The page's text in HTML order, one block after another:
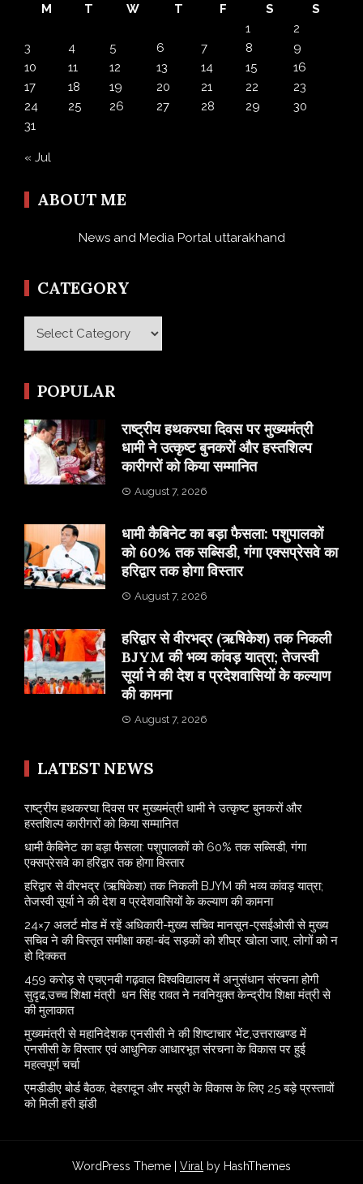
M
T W T F S
S
1
2
3
4 5 6 7 8
9
10
11 12 13 14 15
16
17
18 19 20 21 22
23
24
25 26 27 28 29
30
31
« Jul
ABOUT ME
News and Media Portal uttarakhand
CATEGORY
Category
POPULAR
राष्ट्रीय हथकरघा दिवस पर मुख्यमंत्री
धामी ने उत्कृष्ट बुनकरों और हस्तशिल्प
कारीगरों को किया सम्मानित
August 7, 2026
​धामी कैबिनेट का बड़ा फैसला: पशुपालकों
को 60% तक सब्सिडी, गंगा एक्सप्रेसवे का
हरिद्वार तक होगा विस्तार
August 7, 2026
​हरिद्वार से वीरभद्र (ऋषिकेश) तक निकली
BJYM की भव्य कांवड़ यात्रा; तेजस्वी
सूर्या ने की देश व प्रदेशवासियों के कल्याण
की कामना
August 7, 2026
LATEST NEWS
राष्ट्रीय हथकरघा दिवस पर मुख्यमंत्री धामी ने उत्कृष्ट बुनकरों और
हस्तशिल्प कारीगरों को किया सम्मानित
​धामी कैबिनेट का बड़ा फैसला: पशुपालकों को 60% तक सब्सिडी, गंगा
एक्सप्रेसवे का हरिद्वार तक होगा विस्तार
​हरिद्वार से वीरभद्र (ऋषिकेश) तक निकली BJYM की भव्य कांवड़ यात्रा;
तेजस्वी सूर्या ने की देश व प्रदेशवासियों के कल्याण की कामना
24×7 अलर्ट मोड में रहें अधिकारी-मुख्य सचिव मानसून-एसईओसी से मुख्य
सचिव ने की विस्तृत समीक्षा कहा-बंद सड़कों को शीघ्र खोला जाए, लोगों को न
हो दिक्कत
459 करोड़ से एचएनबी गढ़वाल विश्वविद्यालय में अनुसंधान संरचना होगी
सुदृढ,उच्च शिक्षा मंत्री धन सिंह रावत ने नवनियुक्त केन्द्रीय शिक्षा मंत्री से
की मुलाकात
मुख्यमंत्री से महानिदेशक एनसीसी ने की शिष्टाचार भेंट,उत्तराखण्ड में
एनसीसी के विस्तार एवं आधुनिक आधारभूत संरचना के विकास पर हुई
महत्वपूर्ण चर्चा
एमडीडीए बोर्ड बैठक, देहरादून और मसूरी के विकास के लिए 25 बड़े प्रस्तावों
को मिली हरी झंडी
WordPress Theme | Viral by HashThemes